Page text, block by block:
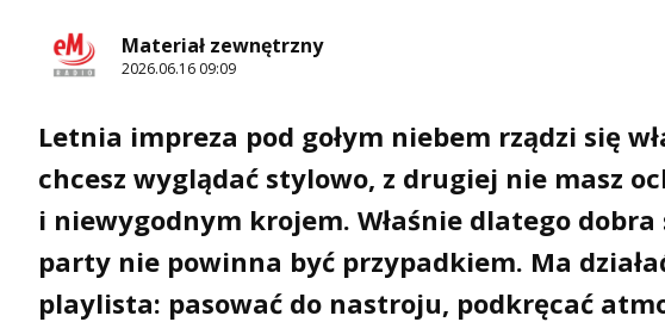
Materiał zewnętrzny
2026.06.16 09:09
Letnia impreza pod gołym niebem rządzi się
chcesz wyglądać stylowo, z drugiej nie masz
i niewygodnym krojem. Właśnie dlatego
party nie powinna być przypadkiem. Ma
playlista: pasować do nastroju, podkręcać